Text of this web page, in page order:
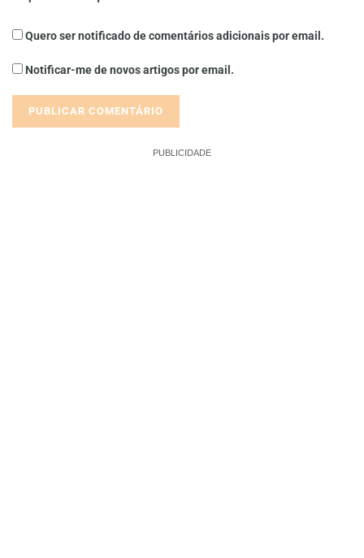
Quero ser notificado de comentários adicionais por email.
Notificar-me de novos artigos por email.
PUBLICIDADE